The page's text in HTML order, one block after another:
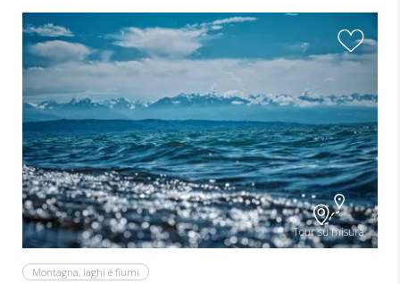
Tour su misura
Montagna, laghi e fiumi